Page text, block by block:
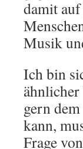
damit
Musik
Ich bin
gern
kann,
Frage